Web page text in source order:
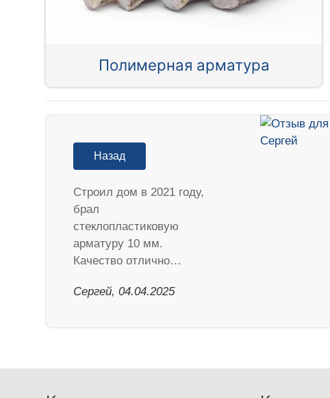
Полимерная арматура
Назад
Строил дом в 2021 году,
брал
стеклопластиковую
арматуру 10 мм.
Качество отлично…
Сергей, 04.04.2025